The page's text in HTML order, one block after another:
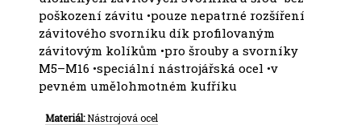
poškození závitu •pouze nepatrné rozšíření
závitového svorníku dík profilovaným
závitovým kolíkům •pro šrouby a svorníky
M5–M16 •speciální nástrojářská ocel •v
pevném umělohmotném kufříku
Materiál:Nástrojová ocel